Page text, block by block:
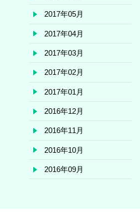
2017年05月
2017年04月
2017年03月
2017年02月
2017年01月
2016年12月
2016年11月
2016年10月
2016年09月